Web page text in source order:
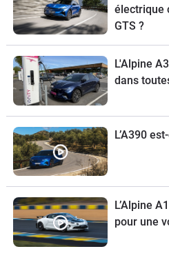
électrique
GTS ?
L'Alpine
dans
L’A390
L’Alpine
pour une